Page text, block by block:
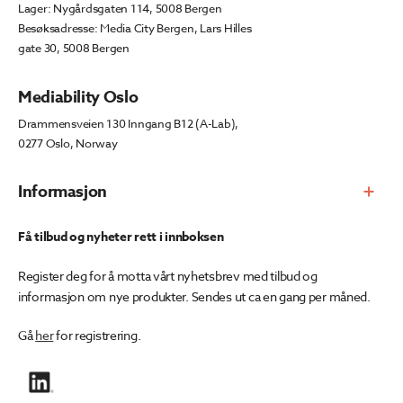
Informasjon
Lager: Nygårdsgaten 114, 5008 Bergen
Besøksadresse: Media City Bergen, Lars Hilles
gate 30, 5008 Bergen
Mediability Oslo
Drammensveien 130 Inngang B12 (A-Lab),
0277 Oslo, Norway
Få tilbud og nyheter rett i innboksen
Register deg for å motta vårt nyhetsbrev med tilbud og
informasjon om nye produkter. Sendes ut ca en gang per måned.
Gåherfor registrering.